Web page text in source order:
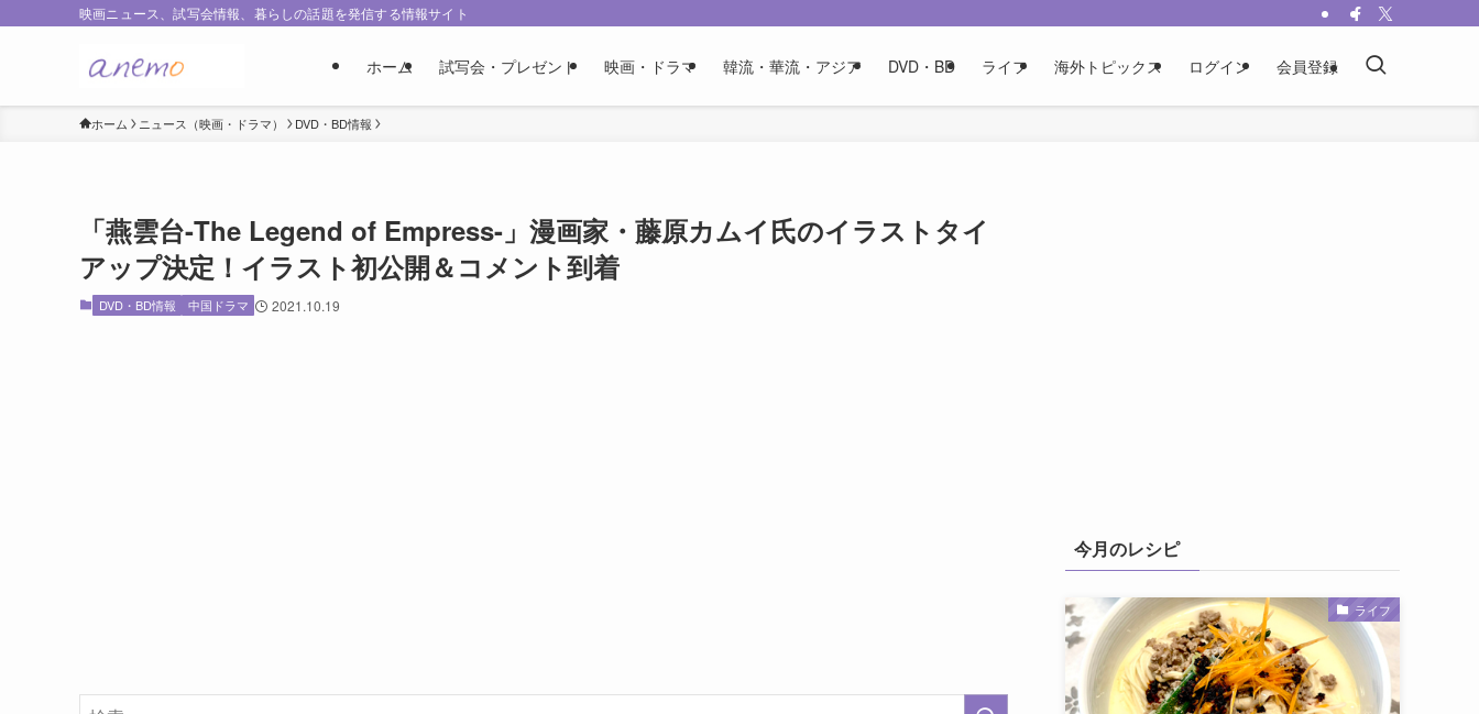
映画ニュース、試写会情報、暮らしの話題を発信する情報サイト
ホーム 試写会・プレゼント 映画・ドラマ 韓流・華流・アジア DVD・BD ライフ 海外トピックス ログイン 会員登録
ホーム ニュース（映画・ドラマ） DVD・BD情報
「燕雲台-The Legend of Empress-」漫画家・藤原カムイ氏のイラストタイ
アップ決定！イラスト初公開＆コメント到着
DVD・BD情報 中国ドラマ 2021.10.19
今月のレシピ
ライフ